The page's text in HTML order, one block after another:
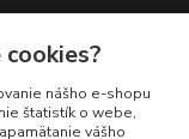
nášho e-shopu
štatistík o webe,
vášho